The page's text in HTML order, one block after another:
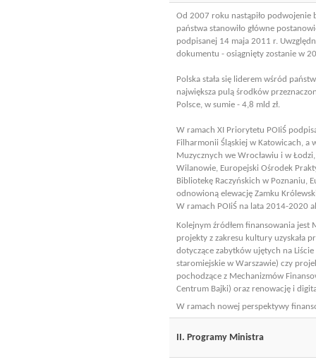
Od 2007 roku nastąpiło podwojenie
państwa stanowiło główne
podpisanej 14 maja 2011 r.
dokumentu - osiągnięty zostanie w
Polska stała się liderem wśród
największa pulą środków
Polsce, w sumie - 4,8 mld zł.
W ramach XI Priorytetu POIiŚ
Filharmonii Śląskiej w Katowicach, a
Muzycznych we Wrocławiu i w
Wilanowie, Europejski Ośrodek
Bibliotekę Raczyńskich w Poznaniu,
odnowioną elewację Zamku
W ramach POIiŚ na lata 2014-2020
Kolejnym źródłem finansowania jest
projekty z zakresu kultury uzyskała
dotyczące zabytków ujętych na
staromiejskie w Warszawie) czy
pochodzące z Mechanizmów
Centrum Bajki) oraz renowację i
W ramach nowej perspektywy
II. Programy Ministra